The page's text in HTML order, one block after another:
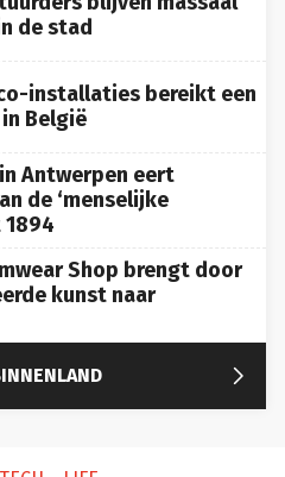
de stad
België
de ‘menselijke
kunst naar